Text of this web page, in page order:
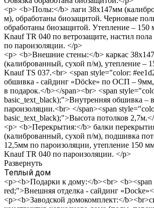
<p> <b>Полы:</b> лаги 38х147мм
м), обработаны биозащитой. Черновые
обработаны биозащитой. Утепление – 150
Knauf TR 040 по ветрозащите, настил
по пароизоляции. </p>
<p> <b>Внешние стены:</b> каркас
(калиброванный, сухой п/м), утепление –
Knauf TS 037.<br> <span style="color:
обшивка - сайдинг «Döcke» по ОСП – 9мм,
в подарок.</b></span><br> <span
basic_text_black);">Внутренняя обшивка –
пароизоляции.<br> </span><span
basic_text_black);">Высота потолков
<p> <b>Перекрытия:</b> балки
(калиброванный, сухой п/м), подшивка
12,5мм по пароизоляции, утепление 150
Knauf TR 040 по пароизоляции. </p>
Развернуть
Теплый дом
<p><b>Подарки к дому:</b><br> <b><span
red;">Внешняя отделка - сайдинг
<p><b>Заводской домокомплект:</